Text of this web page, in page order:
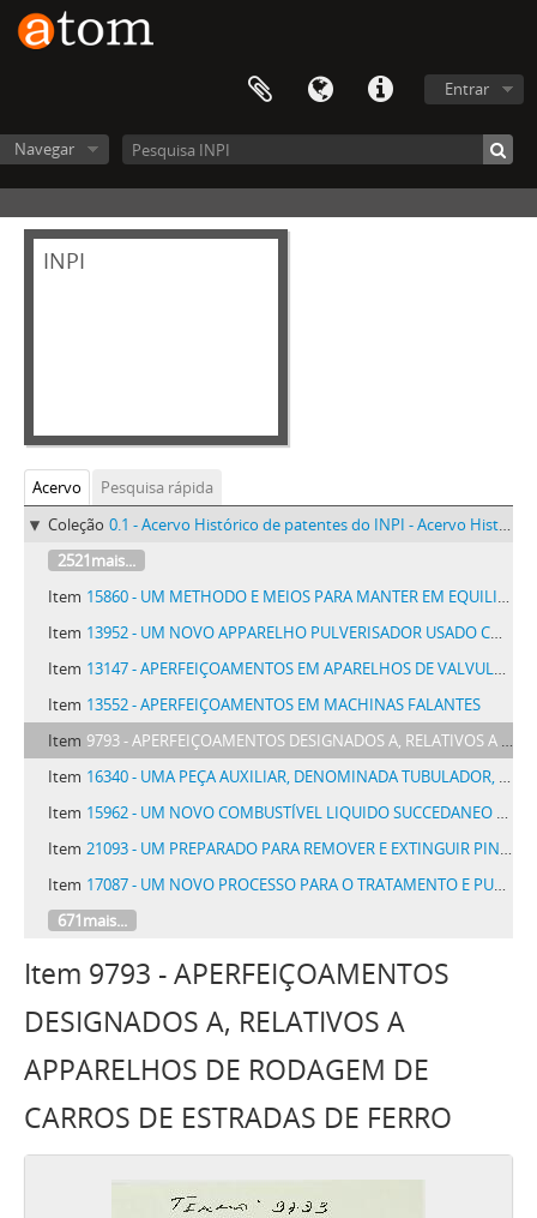
Entrar
Navegar
INPI
Acervo
Pesquisa rápida
Coleção 0.1 - Acervo Histórico de patentes do INPI - Acervo Histórico de patentes do INPI
2521mais...
Item 15860 - UM METHODO E MEIOS PARA MANTER EM EQUILIBRIO NAVIOS, AERONAVES, AEROPLANOS OU SEMELHANTES CONTRA A AÇÃO DO VENTO
Item 13952 - UM NOVO APPARELHO PULVERISADOR USADO COM QUALQUER LIQUIDO OU ESSENCIA VOLATIL DESTINADO A AROMATISAR OU DESINFECTAR TODO E QUALQUER AMBIENTE
Item 13147 - APERFEIÇOAMENTOS EM APARELHOS DE VALVULA COMBINADA DE AR AUTOMATICO E AR DIRECTO
Item 13552 - APERFEIÇOAMENTOS EM MACHINAS FALANTES
Item 9793 - APERFEIÇOAMENTOS DESIGNADOS A, RELATIVOS A APPARELHOS DE RODAGEM DE CARROS DE ESTRADAS DE FERRO
Item 16340 - UMA PEÇA AUXILIAR, DENOMINADA TUBULADOR, PARA A FABRICAÇÃO DE CIGARROS
Item 15962 - UM NOVO COMBUSTÍVEL LIQUIDO SUCCEDANEO DO KEROZENE E DA GAZOLINA DENOMINADO ALCOOLZEMIL PARA SER EMPREGADO EM CANDIEIROS E MOTORES EM GERAL
Item 21093 - UM PREPARADO PARA REMOVER E EXTINGUIR PINTURAS DE VERNIZ E TINTAS A OLEO, DENOMINADO TIRADOL
Item 17087 - UM NOVO PROCESSO PARA O TRATAMENTO E PURIFICAÇÃO DO CARVÃO DE PEDRA E DE SUBSTANCIAS SIMILARES
671mais...
Item 9793 - APERFEIÇOAMENTOS
DESIGNADOS A, RELATIVOS A
APPARELHOS DE RODAGEM DE
CARROS DE ESTRADAS DE FERRO